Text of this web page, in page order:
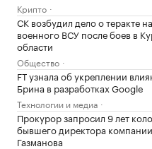
Крипто
СК возбудил дело о теракте на
военного ВСУ после боев в
области
Общество
FT узнала об укреплении
Брина в разработках Google
Технологии и медиа
Прокурор запросил 9 лет
бывшего директора компании
Газманова